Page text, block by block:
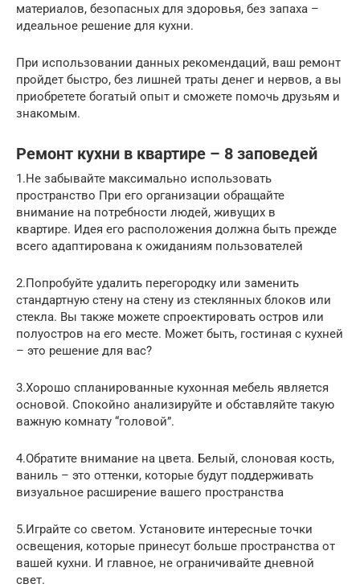
материалов, безопасных для здоровья, без запаха –
идеальное решение для кухни.
При использовании данных рекомендаций, ваш ремонт
пройдет быстро, без лишней траты денег и нервов, а вы
приобретете богатый опыт и сможете помочь друзьям и
знакомым.
Ремонт кухни в квартире – 8 заповедей
1.Не забывайте максимально использовать
пространство При его организации обращайте
внимание на потребности людей, живущих в
квартире. Идея его расположения должна быть прежде
всего адаптирована к ожиданиям пользователей
2.Попробуйте удалить перегородку или заменить
стандартную стену на стену из стеклянных блоков или
стекла. Вы также можете спроектировать остров или
полуостров на его месте. Может быть, гостиная с кухней
– это решение для вас?
3.Хорошо спланированные кухонная мебель является
основой. Спокойно анализируйте и обставляйте такую ​​
важную комнату “головой”.
4.Обратите внимание на цвета. Белый, слоновая кость,
ваниль – это оттенки, которые будут поддерживать
визуальное расширение вашего пространства
5.Играйте со светом. Установите интересные точки
освещения, которые принесут больше пространства от
вашей кухни. И главное, не ограничивайте дневной
свет.